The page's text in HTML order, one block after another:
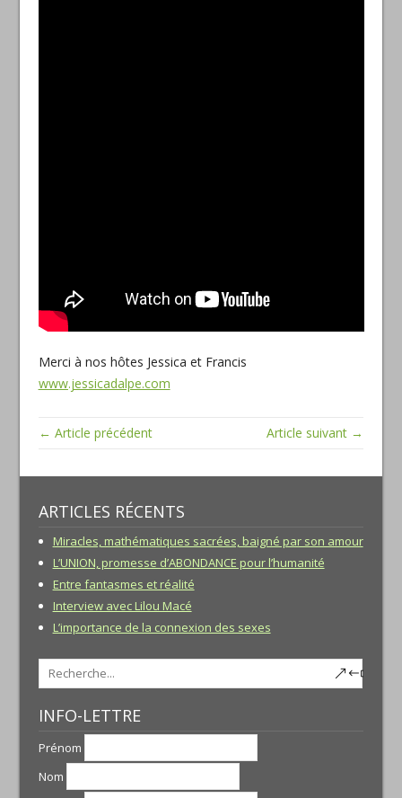
Merci à nos hôtes Jessica et Francis
www.jessicadalpe.com
← Article précédent Article suivant →
ARTICLES RÉCENTS
Miracles, mathématiques sacrées, baigné par son amour
L’UNION, promesse d’ABONDANCE pour l’humanité
Entre fantasmes et réalité
Interview avec Lilou Macé
L’importance de la connexion des sexes
INFO-LETTRE
Prénom
Nom